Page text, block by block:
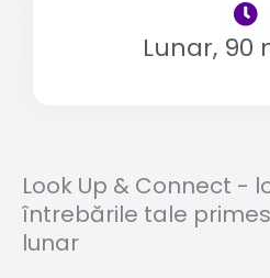
Lunar, 90
Look Up & Connect -
întrebările tale
lunar